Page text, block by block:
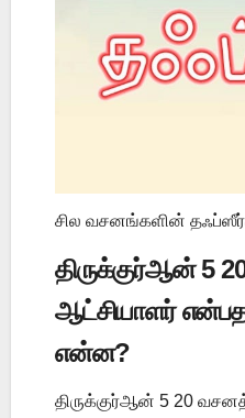
சில வசனங்களின்
திருக்குர்ஆன் 5
ஆட்சியாளர்
என்ன?
திருக்குர்ஆன் 5 20